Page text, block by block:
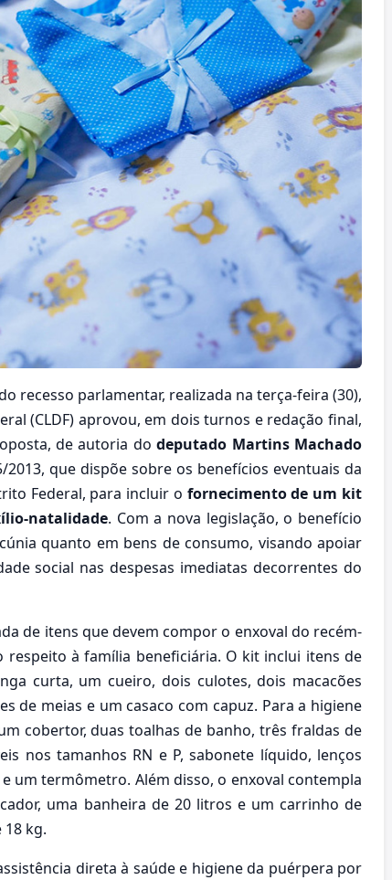
recesso parlamentar, realizada na terça-feira (30),
(CLDF) aprovou, em dois turnos e redação final,
de autoria dodeputado Martins Machado
2013, que dispõe sobre os benefícios eventuais da
Federal, para incluir o fornecimento de um kit
natalidade. Com a nova legislação, o benefício
quanto em bens de consumo, visando apoiar
social nas despesas imediatas decorrentes do
de itens que devem compor o enxoval do recém-
respeito à família beneficiária. O kit inclui itens de
curta, um cueiro, dois culotes, dois macacões
de meias e um casaco com capuz. Para a higiene
cobertor, duas toalhas de banho, três fraldas de
nos tamanhos RN e P, sabonete líquido, lenços
um termômetro. Além disso, o enxoval contempla
uma banheira de 20 litros e um carrinho de
kg.
direta à saúde e higiene da puérpera por